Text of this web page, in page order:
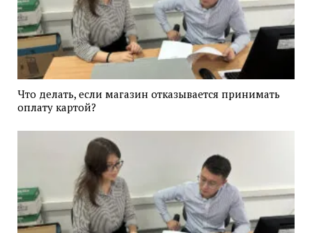
Что делать, если магазин отказывается принимать
оплату картой?